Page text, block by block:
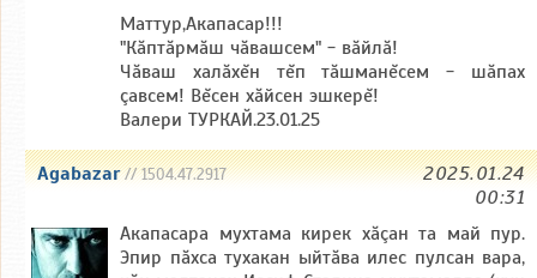
Маттур,Акапасар!!!
"Кăптăрмăш чăвашсем" - вăйлă!
Чăваш халăхĕн тĕп тăшманĕсем - шăпах
çавсем! Вĕсен хăйсен эшкерĕ!
Валери ТУРКАЙ.23.01.25
Agabazar// 1504.47.2917
2025.01.24
00:31
Акапасара мухтама кирек хăçан та май пур.
Эпир пăхса тухакан ыйтăва илес пулсан вара,